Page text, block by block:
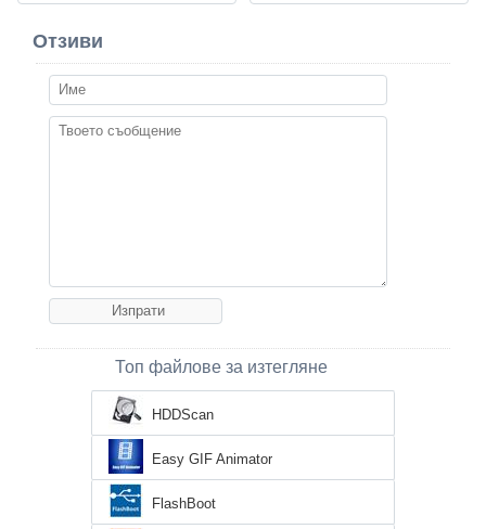
Отзиви
Топ файлове за изтегляне
HDDScan
Easy GIF Animator
FlashBoot